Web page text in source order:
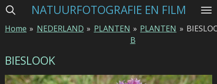
Ga
naar
hoofdinhoud
NATUURFOTOGRAFIE EN FILM
Home » NEDERLAND » PLANTEN » PLANTEN
B
»
BIESLOOK